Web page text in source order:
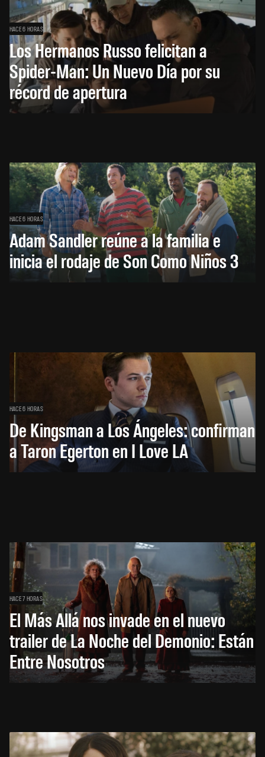
HACE 6 HORAS
Los Hermanos Russo felicitan a
Spider-Man: Un Nuevo Día por su
récord de apertura
HACE 6 HORAS
Adam Sandler reúne a la familia e
inicia el rodaje de Son Como Niños 3
HACE 6 HORAS
De Kingsman a Los Ángeles: confirman
a Taron Egerton en I Love LA
HACE 7 HORAS
El Más Allá nos invade en el nuevo
trailer de La Noche del Demonio: Están
Entre Nosotros